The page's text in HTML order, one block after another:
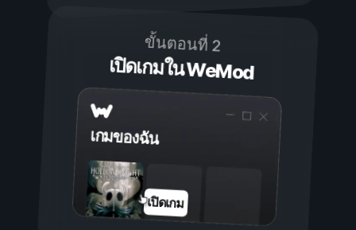
ขั้นตอนที่ 2
เปิดเกมใน WeMod
เกมของฉัน
เปิดเกม